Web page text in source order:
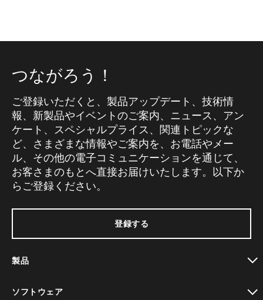
つながろう！
ご登録いただくと、製品アップデート、技術情
報、新製品やイベントのご案内、ニュース、アン
ケート、スペシャルプライス、関連トピックな
ど、さまざまな情報やご案内を、お電話やメー
ル、その他の電子コミュニケーションを通じて、
お客さまのもとへ直接お届けいたします。以下か
らご登録ください。
登録する
製品
ソフトウェア